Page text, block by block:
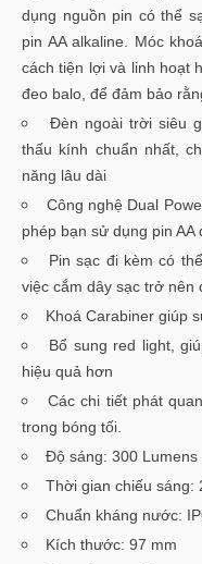
dụng nguồn pin có thể
pin AA alkaline. Móc
cách tiện lợi và linh hoạt
đeo balo, để đảm bảo
Đèn ngoài trời siêu
thấu kính chuẩn nhất,
năng lâu dài
Công nghệ Dual
phép bạn sử dụng pin
Pin sạc đi kèm có
việc cắm dây sạc trở nên
Khoá Carabiner giúp
Bổ sung red light,
hiệu quả hơn
Các chi tiết phát
trong bóng tối.
Độ sáng: 300 Lumens
Thời gian chiếu sáng:
Chuẩn kháng nước:
Kích thước: 97 mm